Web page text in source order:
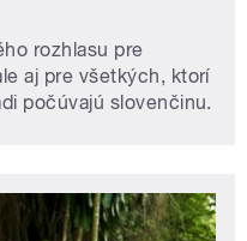
rozhlasu pre
aj pre všetkých, ktorí
počúvajú slovenčinu.